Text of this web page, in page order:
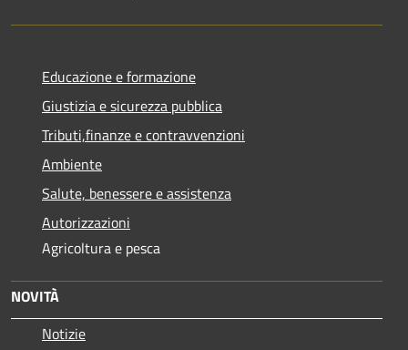
Educazione e formazione
Giustizia e sicurezza pubblica
Tributi,finanze e contravvenzioni
Ambiente
Salute, benessere e assistenza
Autorizzazioni
Agricoltura e pesca
NOVITÀ
Notizie